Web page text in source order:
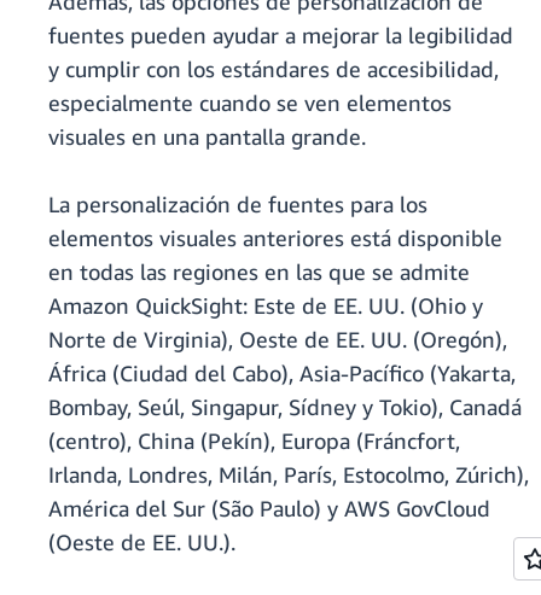
fuentes pueden ayudar a mejorar la legibilidad
y cumplir con los estándares de accesibilidad,
especialmente cuando se ven elementos
visuales en una pantalla grande.
La personalización de fuentes para los
elementos visuales anteriores está disponible
en todas las regiones en las que se admite
Amazon QuickSight: Este de EE. UU. (Ohio y
Norte de Virginia), Oeste de EE. UU. (Oregón),
África (Ciudad del Cabo), Asia-Pacífico (Yakarta,
Bombay, Seúl, Singapur, Sídney y Tokio), Canadá
(centro), China (Pekín), Europa (Fráncfort,
Irlanda, Londres, Milán, París, Estocolmo, Zúrich),
América del Sur (São Paulo) y AWS GovCloud
(Oeste de EE. UU.).